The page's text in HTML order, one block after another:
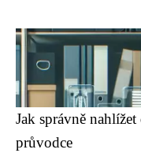
Jak správně
průvodce